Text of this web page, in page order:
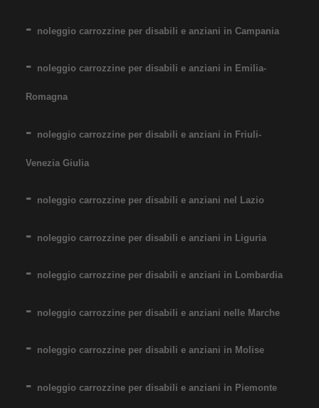
da 76,01€
SCHEDA COMPLETA
pieghevole ad autospinta
Noleggio sedia a rotelle seduta
minimo 7 giorni a 89 euro.
noleggio carrozzine per disabili e anziani in Campania
noleggio carrozzine per disabili e anziani in Emilia-
Romagna
noleggio carrozzine per disabili e anziani in Friuli-
Venezia Giulia
noleggio carrozzine per disabili e anziani nel Lazio
noleggio carrozzine per disabili e anziani in Liguria
noleggio carrozzine per disabili e anziani in Lombardia
noleggio carrozzine per disabili e anziani nelle Marche
noleggio carrozzine per disabili e anziani in Molise
noleggio carrozzine per disabili e anziani in Piemonte